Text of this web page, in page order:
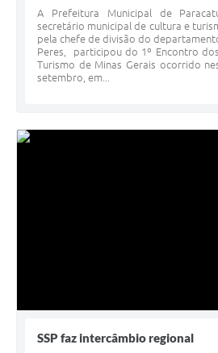
A Prefeitura Municipal de
secretário municipal de cultura e
pela chefe de divisão do
Peres, participou do 1º Encontro
Turismo de Minas Gerais ocorrido
setembro, em...
SSP faz intercâmbio regional